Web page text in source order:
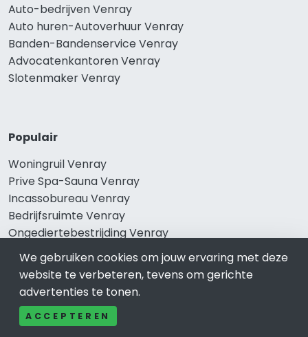
Auto-bedrijven Venray
Auto huren-Autoverhuur Venray
Banden-Bandenservice Venray
Advocatenkantoren Venray
Slotenmaker Venray
Populair
Woningruil Venray
Prive Spa-Sauna Venray
Incassobureau Venray
Bedrijfsruimte Venray
Ongediertebestrijding Venray
We gebruiken cookies om jouw ervaring met deze
website te verbeteren, tevens om gerichte
advertenties te tonen.
ACCEPTEREN